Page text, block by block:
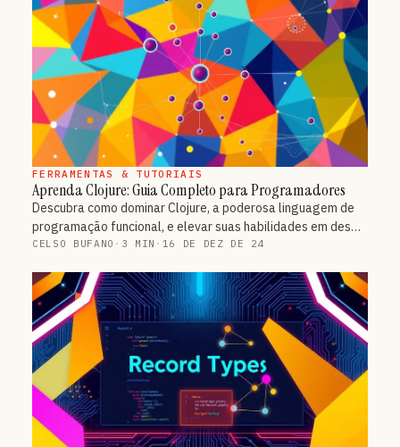
FERRAMENTAS & TUTORIAIS
Aprenda Clojure: Guia Completo para Programadores
Descubra como dominar Clojure, a poderosa linguagem de
programação funcional, e elevar suas habilidades em des…
CELSO BUFANO · 3 MIN · 16 DE DEZ DE 24